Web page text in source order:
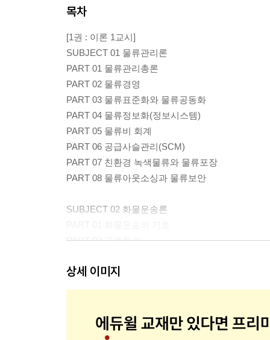
목차
[1권 : 이론 1교시]
SUBJECT 01 물류관리론
PART 01 물류관리총론
PART 02 물류경영
PART 03 물류표준화와 물류공동화
PART 04 물류정보화(정보시스템)
PART 05 물류비 회계
PART 06 공급사슬관리(SCM)
PART 07 친환경 녹색물류와 물류포장
PART 08 물류아웃소싱과 물류보안
SUBJECT 02 화물운송론
PART 02 공로운송
PART 04 해상운송
PART 05 항공운송
PART 07 유닛로드시스템(ULS)
PART 08 수·배송시스템의 합리화
상세 이미지